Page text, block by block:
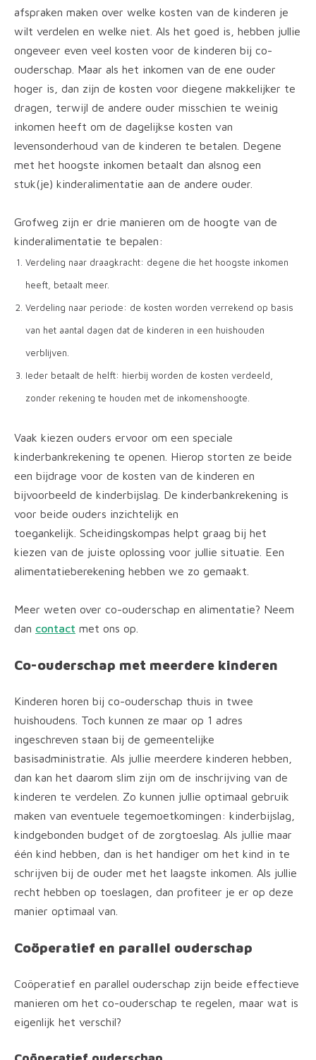
afspraken maken over welke kosten van de kinderen je
wilt verdelen en welke niet. Als het goed is, hebben jullie
ongeveer even veel kosten voor de kinderen bij co-
ouderschap. Maar als het inkomen van de ene ouder
hoger is, dan zijn de kosten voor diegene makkelijker te
dragen, terwijl de andere ouder misschien te weinig
inkomen heeft om de dagelijkse kosten van
levensonderhoud van de kinderen te betalen. Degene
met het hoogste inkomen betaalt dan alsnog een
stuk(je) kinderalimentatie aan de andere ouder.
Grofweg zijn er drie manieren om de hoogte van de
kinderalimentatie te bepalen:
Verdeling naar draagkracht: degene die het hoogste inkomen
heeft, betaalt meer.
Verdeling naar periode: de kosten worden verrekend op basis
van het aantal dagen dat de kinderen in een huishouden
verblijven.
Ieder betaalt de helft: hierbij worden de kosten verdeeld,
zonder rekening te houden met de inkomenshoogte.
Vaak kiezen ouders ervoor om een speciale
kinderbankrekening te openen. Hierop storten ze beide
een bijdrage voor de kosten van de kinderen en
bijvoorbeeld de kinderbijslag. De kinderbankrekening is
voor beide ouders inzichtelijk en
toegankelijk. Scheidingskompas helpt graag bij het
kiezen van de juiste oplossing voor jullie situatie. Een
alimentatieberekening hebben we zo gemaakt.
Meer weten over co-ouderschap en alimentatie? Neem
dan contact met ons op.
Co-ouderschap met meerdere kinderen
Kinderen horen bij co-ouderschap thuis in twee
huishoudens. Toch kunnen ze maar op 1 adres
ingeschreven staan bij de gemeentelijke
basisadministratie. Als jullie meerdere kinderen hebben,
dan kan het daarom slim zijn om de inschrijving van de
kinderen te verdelen. Zo kunnen jullie optimaal gebruik
maken van eventuele tegemoetkomingen: kinderbijslag,
kindgebonden budget of de zorgtoeslag. Als jullie maar
één kind hebben, dan is het handiger om het kind in te
schrijven bij de ouder met het laagste inkomen. Als jullie
recht hebben op toeslagen, dan profiteer je er op deze
manier optimaal van.
Coöperatief en parallel ouderschap
Coöperatief en parallel ouderschap zijn beide effectieve
manieren om het co-ouderschap te regelen, maar wat is
eigenlijk het verschil?